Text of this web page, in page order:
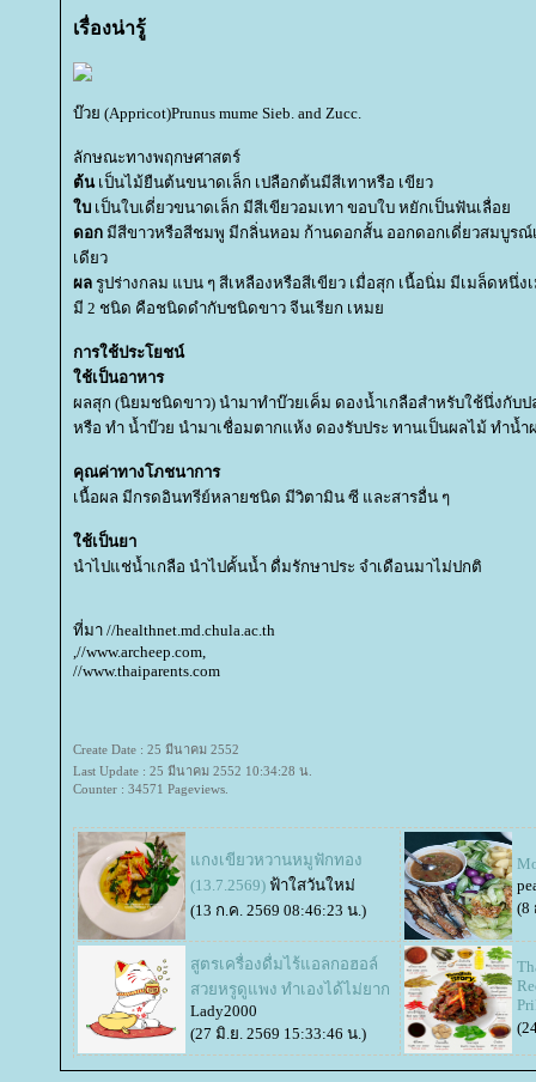
เรื่องน่ารู้
บ๊วย (Appricot)Prunus mume Sieb. and Zucc.
ลักษณะทางพฤกษศาสตร์
ต้นเป็นไม้ยืนต้นขนาดเล็ก เปลือกต้นมีสีเทาหรือ เขียว
บ เป็นใบเดี่ยวขนาดเล็ก มีสีเขียวอมเทา ขอบใบ หยักเป็นฟันเลื่อ
ดอก มีสีขาวหรือสีชมพู มีกลิ่นหอม ก้านดอกสั้น ออกดอกเดี่ยวสมบูร
เดียว
ผล รูปร่างกลม แบน ๆ สีเหลืองหรือสีเขียว เมื่อสุก เนื้อนิ่ม มีเมล็ดหนึ่
มี 2 ชนิด คือชนิดดำกับชนิดขาว จีนเรียก เหม
การใช้ประโยชน์
ช้เป็นอาหาร
ผลสุก (นิยมชนิดขาว) นำมาทำบ๊วยเค็ม ดองน้ำเกลือสำหรับใช้นึ่งกับป
หรือ ทำ น้ำบ๊วย นำมาเชื่อมตากแห้ง ดองรับประ ทานเป็นผลไม้ ทำน้ำ
คุณค่าทางโภชนาการ
เนื้อผล มีกรดอินทรีย์หลายชนิด มีวิตามิน ซี และสารอื่น ๆ
ช้เป็นยา
นำไปแช่น้ำเกลือ นำไปคั้นน้ำ ดื่มรักษาประ จำเดือนมาไม่ปกติ
ที่มา //healthnet.md.chula.ac.th
,//www.archeep.com,
//www.thaiparents.com
Create Date : 25 มีนาคม 2552
Last Update : 25 มีนาคม 2552 10:34:28 น.
Counter : 34571 Pageviews.
กงเขียวหวานหมูฟักทอง
(13.7.2569) ฟ้าใสวันใหม่
(13 ก.ค. 2569 08:46:23 น.)
(8
สูตรเครื่องดื่มไร้แอลกอฮอล์
สวยหรูดูแพง ทำเองได้ไม่ยาก
Lady2000
(27 มิ.ย. 2569 15:33:46 น.)